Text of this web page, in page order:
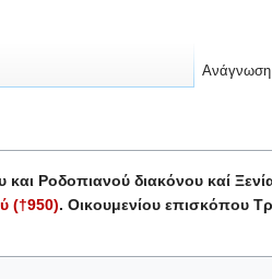
Ροδοπιανού διακόνου καί
(†950). Οικουμενίου επισκόπου
Ανάγνωση